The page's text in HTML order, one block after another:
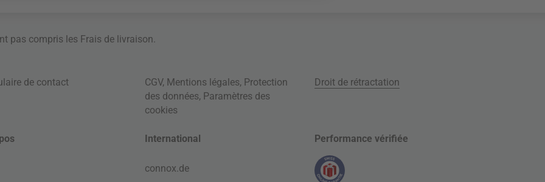
pas compris les Frais de livraison.
de contact CGV, Mentions légales, Protection
des données, Paramètres des
cookies
Droit de rétractation
International
connox.de
Performance vérifiée